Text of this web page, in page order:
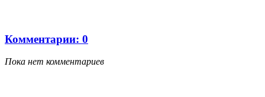
Комментарии: 0
Пока нет комментариев